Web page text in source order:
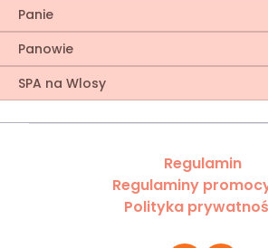
Panie
Panowie
SPA na Wlosy
Regulamin
Regulaminy
Polityka